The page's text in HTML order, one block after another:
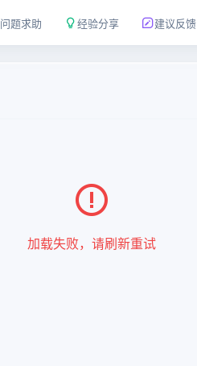
问题求助 经验分享 建议反馈
加载失败，请刷新重试